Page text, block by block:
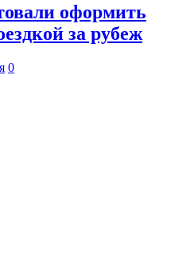
оформить
за рубеж
0